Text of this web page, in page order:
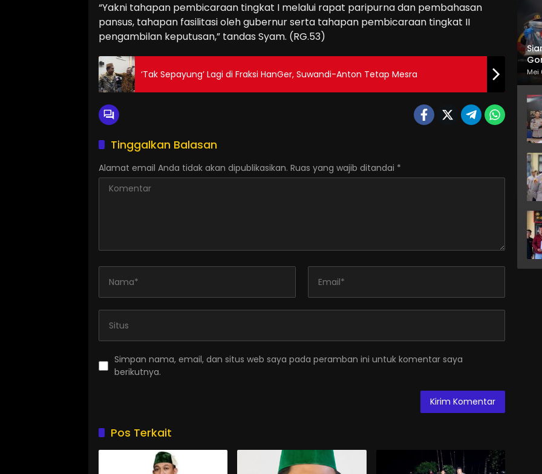
“Yakni tahapan pembicaraan tingkat I melalui rapat paripurna dan pembahasan
pansus, tahapan fasilitasi oleh gubernur serta tahapan pembicaraan tingkat II
pengambilan keputusan,” tandas Syam. (RG.53)
‘Tak Sepayung’ Lagi di Fraksi HanGer, Suwandi-Anton Tetap Mesra
Tinggalkan Balasan
Alamat email Anda tidak akan dipublikasikan. Ruas yang wajib ditandai *
Simpan nama, email, dan situs web saya pada peramban ini untuk komentar saya
berikutnya.
Pos Terkait
Mei